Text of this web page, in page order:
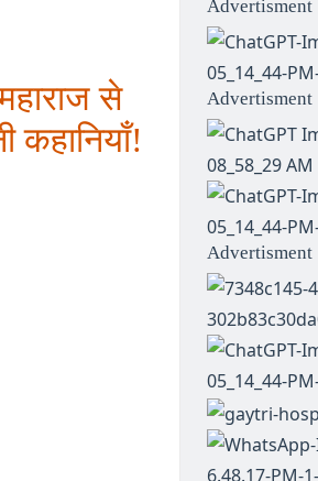
से
Advertisment
Advertisment
Advertisment